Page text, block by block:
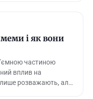
і як вони
частиною
вплив на
розважають, ал…